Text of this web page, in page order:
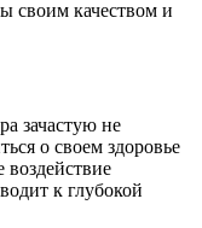
своим качеством и
зачастую не
о своем здоровье
к глубокой